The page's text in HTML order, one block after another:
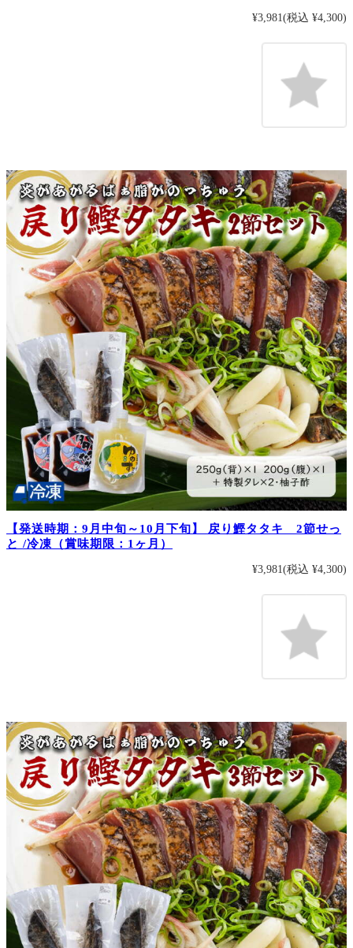
¥3,981(税込 ¥4,300)
【発送時期：9月中旬～10月下旬】 戻り鰹タタキ 2節せっ
と /冷凍（賞味期限：1ヶ月）
¥3,981(税込 ¥4,300)